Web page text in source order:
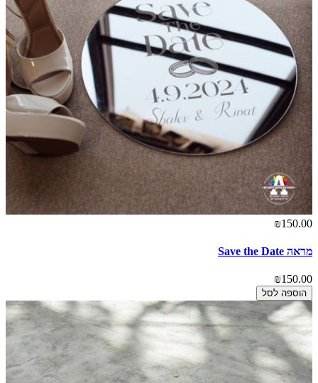
₪150.00
מראה Save the Date
₪150.00
הוספה לסל